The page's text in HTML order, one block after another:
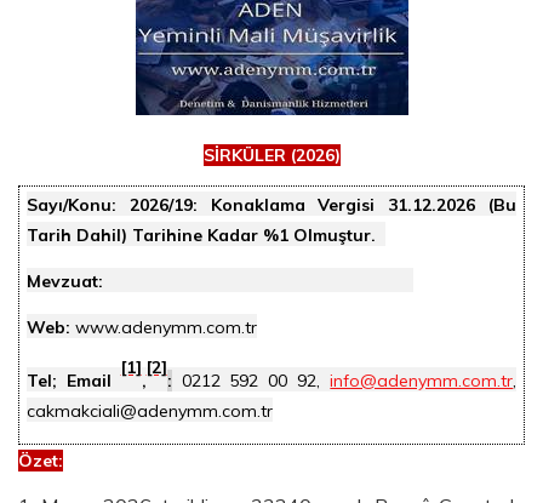
SİRKÜLER (2026)
Sayı/Konu: 2026/19: Konaklama Vergisi 31.12.2026 (Bu
Tarih Dahil) Tarihine Kadar %1 Olmuştur.
Mevzuat:
Web: www.adenymm.com.tr
Tel; Email
[1]
,
[2]
: 0212 592 00 92,info@adenymm.com.tr,
cakmakciali@adenymm.com.tr
Özet: